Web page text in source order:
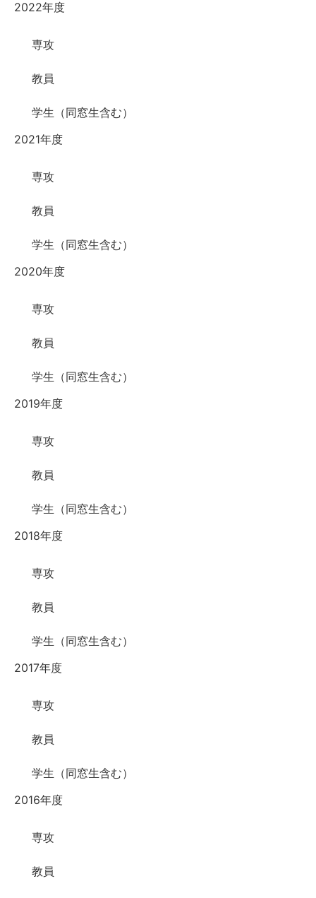
2022年度
専攻
教員
学生（同窓生含む）
2021年度
専攻
教員
学生（同窓生含む）
2020年度
専攻
教員
学生（同窓生含む）
2019年度
専攻
教員
学生（同窓生含む）
2018年度
専攻
教員
学生（同窓生含む）
2017年度
専攻
教員
学生（同窓生含む）
2016年度
専攻
教員